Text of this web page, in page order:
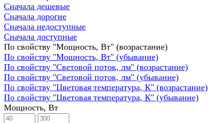
Сначала дешевые
Сначала дорогие
Сначала недоступные
Сначала доступные
По свойству "Мощность, Вт" (возрастание)
По свойству "Мощность, Вт" (убывание)
По свойству "Световой поток, лм" (возрастание)
По свойству "Световой поток, лм" (убывание)
По свойству "Цветовая температура, К" (возрастание)
По свойству "Цветовая температура, К" (убывание)
Мощность, Вт